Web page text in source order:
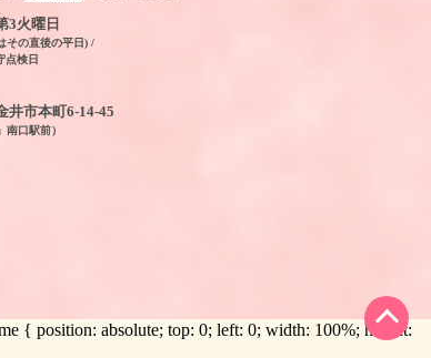
3火曜日
その直後の平日) /
点検日
井市本町6-14-45
南口駅前）
{ position: absolute; top: 0; left: 0; width: 100%; height: